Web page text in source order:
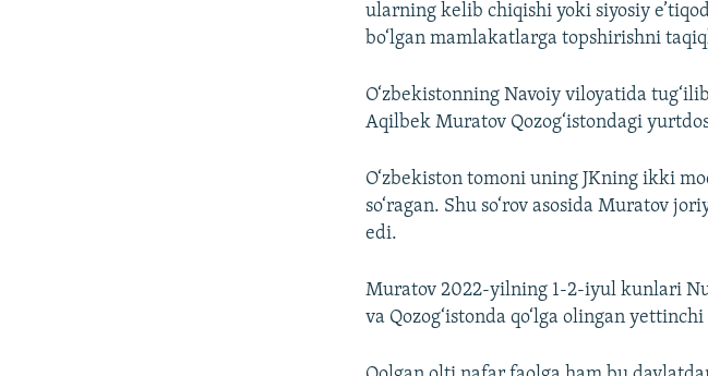
ularning kelib chiqishi yoki siyosiy
bo‘lgan mamlakatlarga topshirishni
O‘zbekistonning Navoiy viloyatida
Aqilbek Muratov Qozog‘istondagi
O‘zbekiston tomoni uning JKning ikki
so‘ragan. Shu so‘rov asosida Muratov
edi.
Muratov 2022-yilning 1-2-iyul kunlari
va Qozog‘istonda qo‘lga olingan